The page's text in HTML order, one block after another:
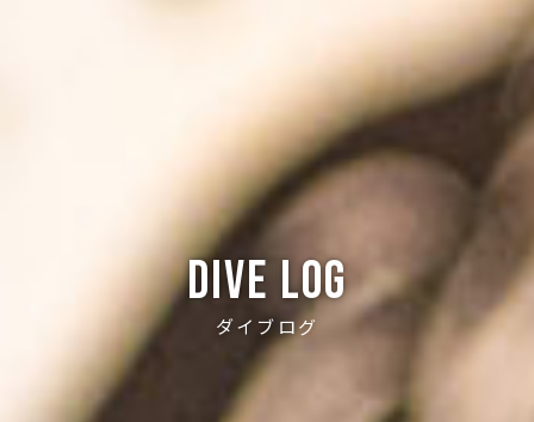
Dive log
ダイブログ